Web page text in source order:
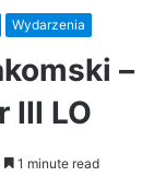
Wydarzenia
–
LO
1 minute read